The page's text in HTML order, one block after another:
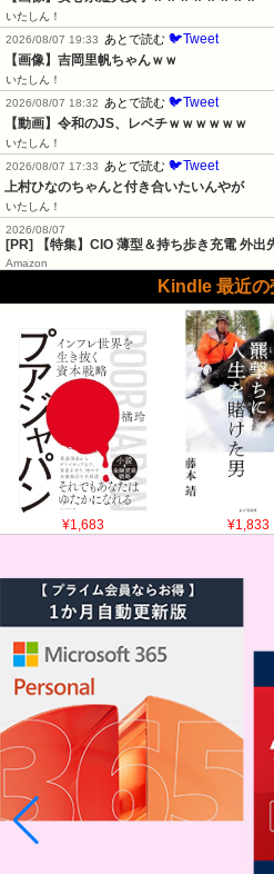
いたしん！
2026/08/07 19:33
あとで読む 🐦Tweet
【画像】吉岡里帆ちゃんｗｗ
いたしん！
2026/08/07 18:32
あとで読む 🐦Tweet
【動画】令和のJS、レベチｗｗｗｗｗｗ
いたしん！
2026/08/07 17:33
あとで読む 🐦Tweet
上村ひなのちゃんと付き合いたいんやが
いたしん！
2026/08/07
[PR] 【特集】CIO 薄型＆持ち歩き充電 外出
Amazon
Kindle 最近の
¥1,683 ¥1,833